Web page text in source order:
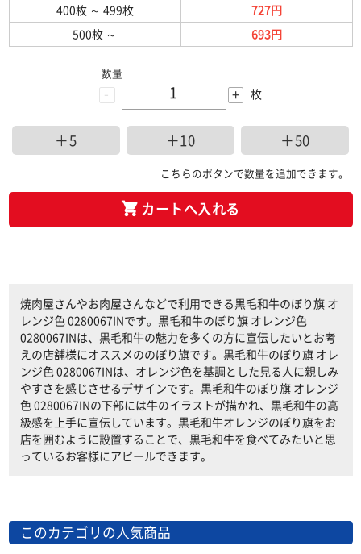
400枚 ～ 499枚
727円
500枚 ～ 693円
-
数量
+ 枚
＋5 ＋10 ＋50
こちらのボタンで数量を追加できます。
カートへ入れる
焼肉屋さんやお肉屋さんなどで利用できる黒毛和牛のぼり旗 オ
レンジ色 0280067INです。黒毛和牛のぼり旗 オレンジ色
0280067INは、黒毛和牛の魅力を多くの方に宣伝したいとお考
えの店舗様にオススメののぼり旗です。黒毛和牛のぼり旗 オレ
ンジ色 0280067INは、オレンジ色を基調とした見る人に親しみ
やすさを感じさせるデザインです。黒毛和牛のぼり旗 オレンジ
色 0280067INの下部には牛のイラストが描かれ、黒毛和牛の高
級感を上手に宣伝しています。黒毛和牛オレンジのぼり旗をお
店を囲むように設置することで、黒毛和牛を食べてみたいと思
っているお客様にアピールできます。
このカテゴリの人気商品